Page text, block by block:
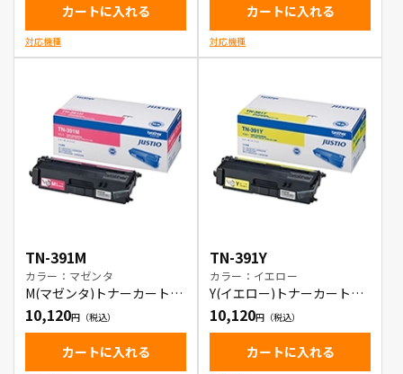
カートに入れる
対応機種
カートに入れる
対応機種
TN-391M
カラー：マゼンタ
M(マゼンタ)トナーカートリ
ッジ
10,120
カートに入れる
TN-391Y
カラー：イエロー
Y(イエロー)トナーカートリ
ッジ
10,120
カートに入れる